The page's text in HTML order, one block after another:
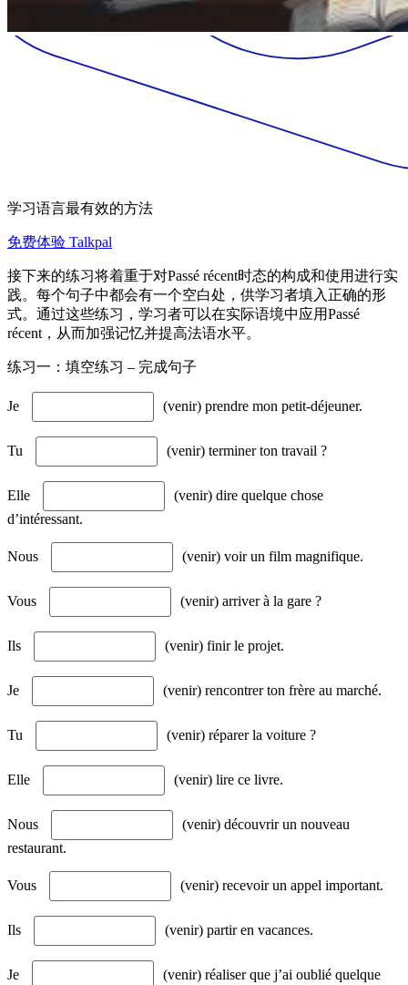
学习语言最有效的方法
免费体验 Talkpal
接下来的练习将着重于对Passé récent时态的构成和使用进行实
践。每个句子中都会有一个空白处，供学习者填入正确的形
式。通过这些练习，学习者可以在实际语境中应用Passé
récent，从而加强记忆并提高法语水平。
练习一：填空练习 – 完成句子
Je (venir) prendre mon petit-déjeuner.
Tu (venir) terminer ton travail ?
Elle
(venir) dire quelque chose
d’intéressant.
Nous (venir) voir un film magnifique.
Vous (venir) arriver à la gare ?
Ils (venir) finir le projet.
Je (venir) rencontrer ton frère au marché.
Tu (venir) réparer la voiture ?
Elle (venir) lire ce livre.
Nous
(venir) découvrir un nouveau
restaurant.
Vous (venir) recevoir un appel important.
Ils (venir) partir en vacances.
Je
(venir) réaliser que j’ai oublié quelque